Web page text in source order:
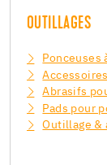
OUTILLAGES
Ponceuses
Abrasifs
Pads pour
Outillage &